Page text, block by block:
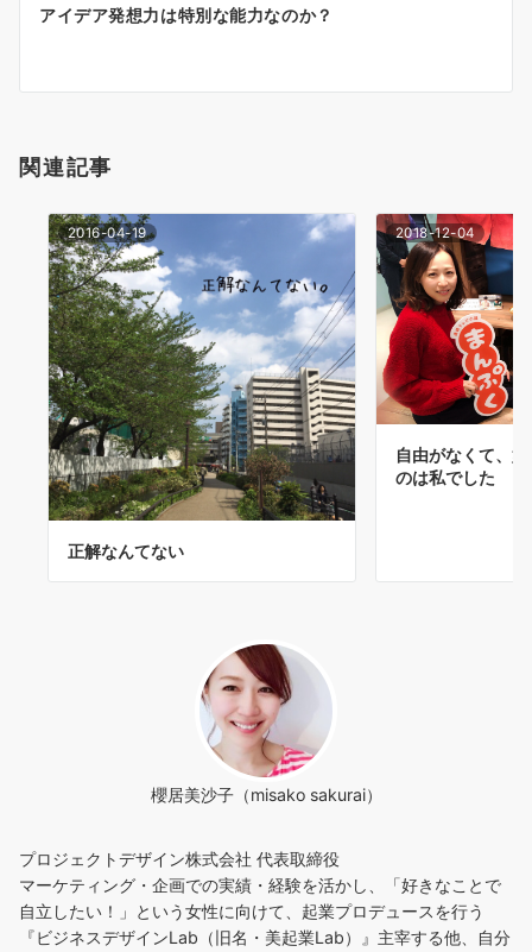
ゲ
シ
ン
アイデア発想力は特別な能力なのか？
関連記事
2016-04-19
正解なんてない
2018-12-04
自由がなくて、
のは私でした
櫻居美沙子（misako sakurai）
プロジェクトデザイン株式会社 代表取締役
マーケティング・企画での実績・経験を活かし、「好きなことで
自立したい！」という女性に向けて、起業プロデュースを行う
『ビジネスデザインLab（旧名・美起業Lab）』主宰する他、自分